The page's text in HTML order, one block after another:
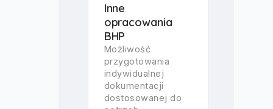
Inne
opracowania
BHP
Możliwość
przygotowania
indywidualnej
dokumentacji
dostosowanej do